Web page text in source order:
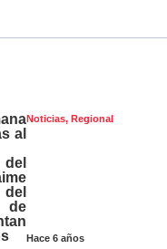
Noticias, Regional
Hace 6 años
al
de